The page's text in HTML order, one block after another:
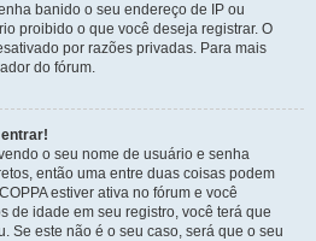
banido o seu endereço de IP ou
proibido o que você deseja registrar. O
por razões privadas. Para mais
do fórum.
o seu nome de usuário e senha
então uma entre duas coisas podem
estiver ativa no fórum e você
de idade em seu registro, você terá que
Se este não é o seu caso, será que o seu